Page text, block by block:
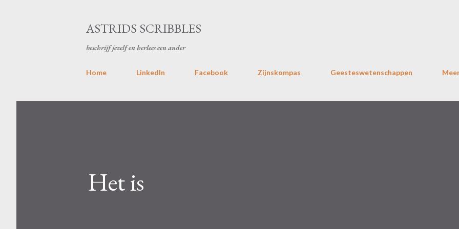
ASTRIDS SCRIBBLES
beschrijf jezelf en herlees een ander
Home LinkedIn Facebook Zijnskompas Geesteswetenschappen
Het is